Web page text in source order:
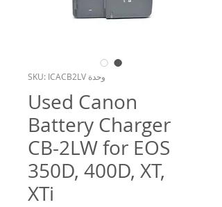
وحدة SKU: ICACB2LV
Used Canon
Battery Charger
CB-2LW for EOS
350D, 400D, XT,
XTi